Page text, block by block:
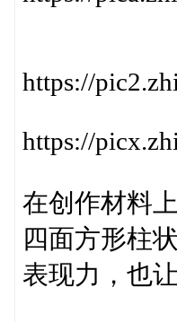
https://
https://
在创作材料
四面方形柱
表现力，也